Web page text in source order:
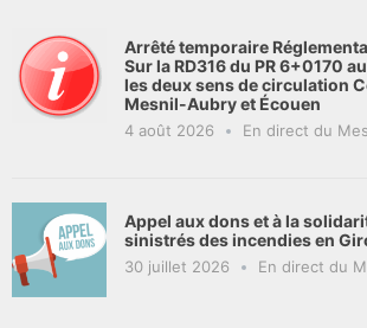
Arrêté temporaire
Sur la RD316 du PR 6+0170
les deux sens de circulation
Mesnil-Aubry et Écouen
4 août 2026 En direct du
Appel aux dons et à la
sinistrés des incendies en
30 juillet 2026 En direct du